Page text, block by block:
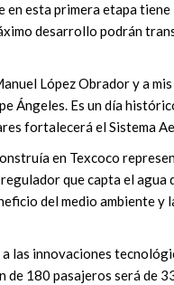
en esta primera etapa
desarrollo podrán
López Obrador y a
Ángeles. Es un día
fortalecerá el Sistema
en Texcoco
que capta el agua
del medio ambiente y
las innovaciones
de 180 pasajeros será de